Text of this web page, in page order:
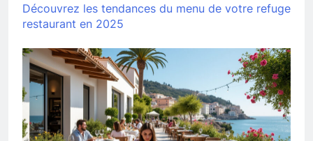
Découvrez les tendances du menu de votre refuge
restaurant en 2025